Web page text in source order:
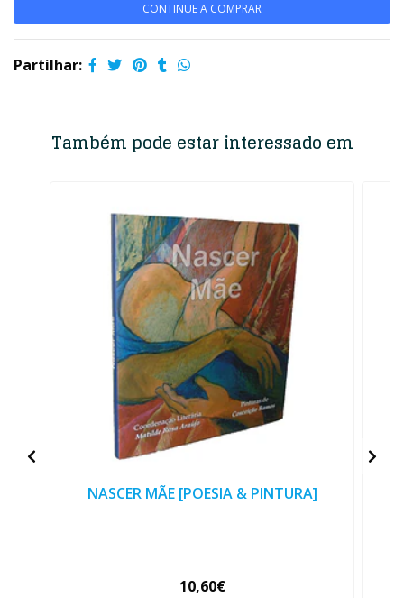
CONTINUE A COMPRAR
Partilhar:
Também pode estar interessado em
NASCER MÃE [POESIA & PINTURA]
10,60€